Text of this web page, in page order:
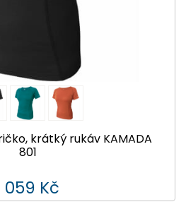
krátký rukáv KAMADA
801
059 Kč